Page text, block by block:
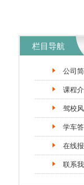
栏目导航
公司
课程
驾校
学车
在线
联系